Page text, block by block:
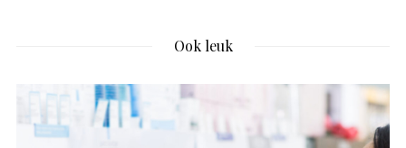
Ook leuk